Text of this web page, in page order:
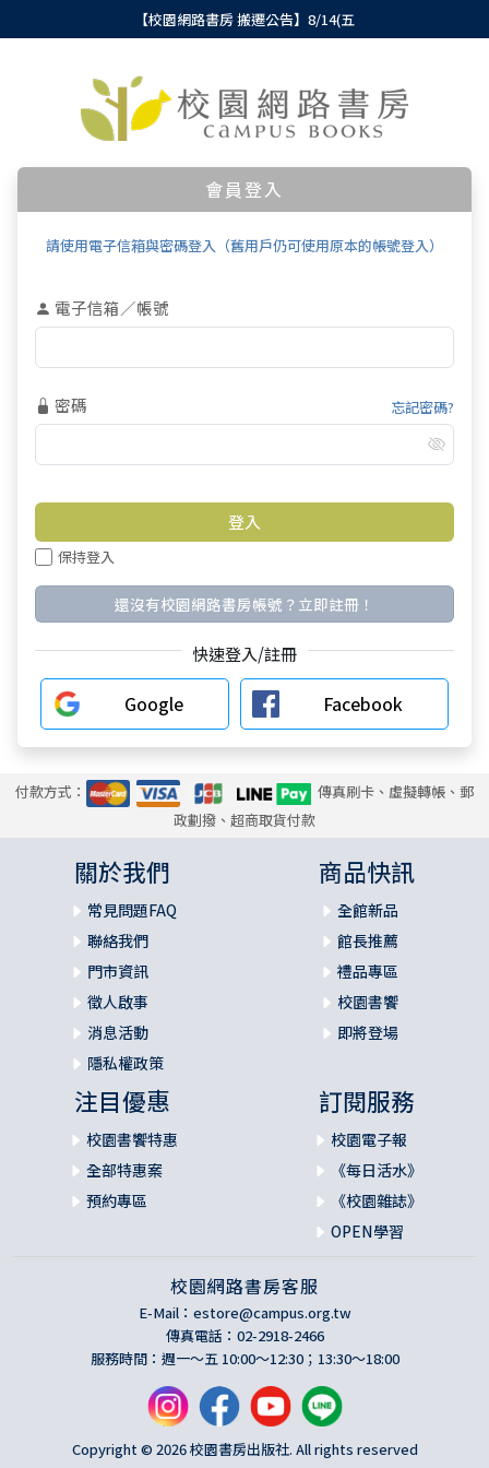
【校園網路書房 搬遷公告】8/14(五
會員登入
請使用電子信箱與密碼登入（舊用戶仍可使用原本的帳號登入）
電子信箱／帳號
密碼 忘記密碼?
保持登入
還沒有校園網路書房帳號？立即註冊！
快速登入/註冊
Google Facebook
付款方式：
傳真刷卡、虛擬轉帳、郵
政劃撥、超商取貨付款
關於我們
常見問題FAQ
聯絡我們
門市資訊
徵人啟事
消息活動
隱私權政策
商品快訊
全館新品
館長推薦
禮品專區
校園書饗
即將登場
注目優惠
校園書饗特惠
全部特惠案
預約專區
訂閱服務
校園電子報
《每日活水》
《校園雜誌》
OPEN學習
校園網路書房客服
E-Mail： estore@campus.org.tw
傳真電話：02-2918-2466
服務時間：週一～五 10:00～12:30；13:30～18:00
Copyright © 2026 校園書房出版社. All rights reserved